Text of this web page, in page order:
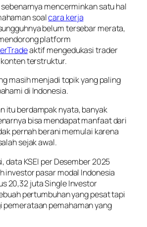
mencerminkan satu hal
soalcara kerja
belum tersebar merata,
platform
aktif mengedukasi trader
terstruktur.
masih menjadi topik yang paling
di Indonesia.
itu berdampak nyata, banyak
bisa mendapat manfaat dari
pernah berani memulai karena
sejak awal.
data KSEI per Desember 2025
investor pasar modal Indonesia
20,32 juta Single Investor
pertumbuhan yang pesat tapi
pemerataan pemahaman yang